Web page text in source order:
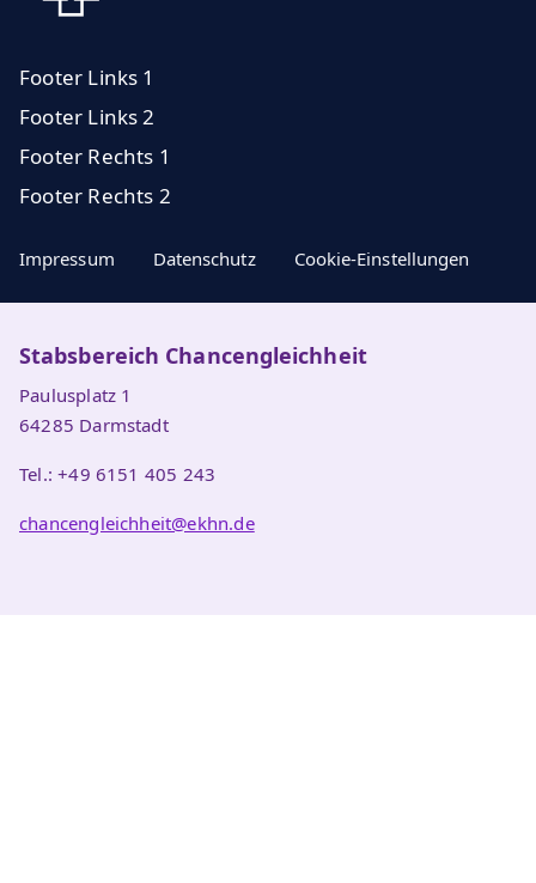
Footer Links 1
Footer Links 2
Footer Rechts 1
Footer Rechts 2
Impressum Datenschutz Cookie-Einstellungen
Stabsbereich Chancengleichheit
Paulusplatz 1
64285 Darmstadt
Tel.: +49 6151 405 243
chancengleichheit@ekhn.de